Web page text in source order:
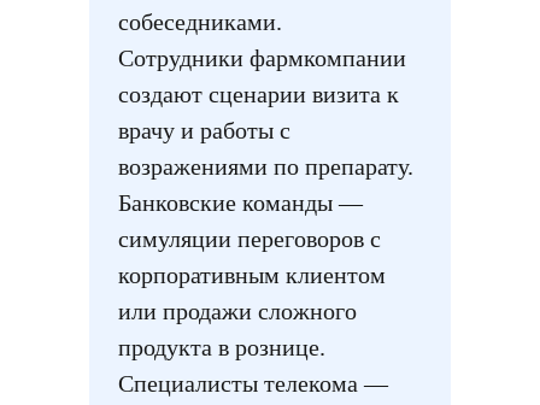
собеседниками.
Сотрудники фармкомпании
создают сценарии визита к
врачу и работы с
возражениями по препарату.
Банковские команды —
симуляции переговоров с
корпоративным клиентом
или продажи сложного
продукта в рознице.
Специалисты телекома —